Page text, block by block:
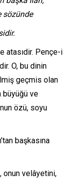
sözünde
atasıdir. Pençe-i
O, bu dinin
geçmis olan
büyüğü ve
özü, soyu
başkasına
onun velâyetini,